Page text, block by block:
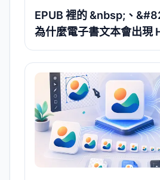
EPUB 裡的 &nbsp;、
為什麼電子書文本會出現